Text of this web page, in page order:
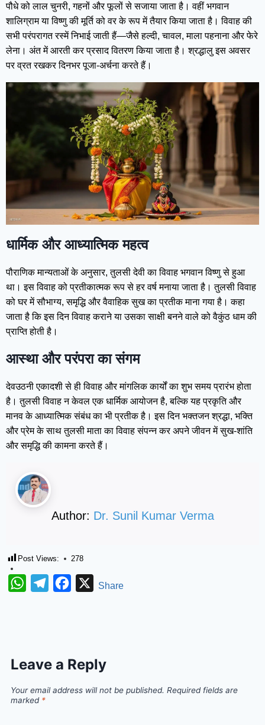
पौधे को लाल चुनरी, गहनों और फूलों से सजाया जाता है। वहीं भगवान
शालिग्राम या विष्णु की मूर्ति को वर के रूप में तैयार किया जाता है। विवाह की
सभी परंपरागत रस्में निभाई जाती हैं—जैसे हल्दी, चावल, माला पहनाना और फेरे
लेना। अंत में आरती कर प्रसाद वितरण किया जाता है। श्रद्धालु इस अवसर
पर व्रत रखकर दिनभर पूजा-अर्चना करते हैं।
धार्मिक और आध्यात्मिक महत्व
पौराणिक मान्यताओं के अनुसार, तुलसी देवी का विवाह भगवान विष्णु से हुआ
था। इस विवाह को प्रतीकात्मक रूप से हर वर्ष मनाया जाता है। तुलसी विवाह
को घर में सौभाग्य, समृद्धि और वैवाहिक सुख का प्रतीक माना गया है। कहा
जाता है कि इस दिन विवाह कराने या उसका साक्षी बनने वाले को वैकुंठ धाम की
प्राप्ति होती है।
आस्था और परंपरा का संगम
देवउठनी एकादशी से ही विवाह और मांगलिक कार्यों का शुभ समय प्रारंभ होता
है। तुलसी विवाह न केवल एक धार्मिक आयोजन है, बल्कि यह प्रकृति और
मानव के आध्यात्मिक संबंध का भी प्रतीक है। इस दिन भक्तजन श्रद्धा, भक्ति
और प्रेम के साथ तुलसी माता का विवाह संपन्न कर अपने जीवन में सुख-शांति
और समृद्धि की कामना करते हैं।
Author: Dr. Sunil Kumar Verma
Post Views: 278
WhatsAppTelegramFacebook
XShare
Leave a Reply
Your email address will not be published. Required fields are
marked *